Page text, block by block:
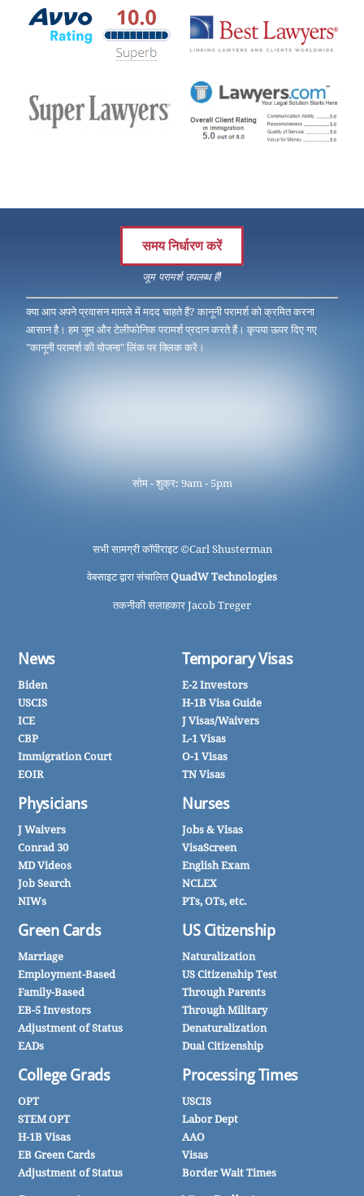
समय निर्धारण करें
जूम परामर्श उपलब्ध हैं!
क्या आप अपने प्रवासन मामले में मदद चाहते हैं? कानूनी परामर्श को क्रमित करना
आसान है। हम जूम और टेलीफोनिक परामर्श प्रदान करते हैं। कृपया ऊपर दिए गए
"कानूनी परामर्श की योजना" लिंक पर क्लिक करें।
सोम - शुक्र: 9am - 5pm
सभी सामग्री कॉपीराइट ©Carl Shusterman
वेबसाइट द्वारा संचालितQuadW Technologies
तकनीकी सलाहकार Jacob Treger
News
Biden
USCIS
ICE
CBP
Immigration Court
EOIR
Physicians
J Waivers
Conrad 30
MD Videos
Job Search
NIWs
Green Cards
Marriage
Employment-Based
Family-Based
EB-5 Investors
Adjustment of Status
EADs
College Grads
OPT
STEM OPT
H-1B Visas
EB Green Cards
Adjustment of Status
Temporary Visas
E-2 Investors
H-1B Visa Guide
J Visas/Waivers
L-1 Visas
O-1 Visas
TN Visas
Nurses
Jobs & Visas
VisaScreen
English Exam
NCLEX
PTs, OTs, etc.
US Citizenship
Naturalization
US Citizenship Test
Through Parents
Through Military
Denaturalization
Dual Citizenship
Processing Times
USCIS
Labor Dept
AAO
Visas
Border Wait Times